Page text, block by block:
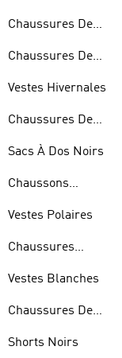
Chaussures De
Chaussures De
Vestes Hivernales
Chaussures De
Sacs À Dos Noirs
Chaussons
Vestes Polaires
Chaussures
Vestes Blanches
Chaussures De
Shorts Noirs